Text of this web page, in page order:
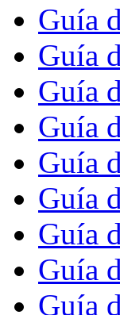
Guía
Guía
Guía
Guía
Guía
Guía
Guía
Guía
Guía